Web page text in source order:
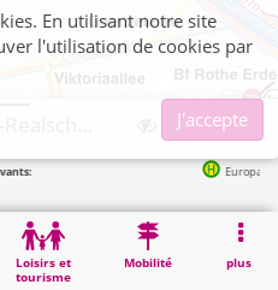
Loisirs et
tourisme
Mobilité plus
Europaplatz in
Aachen, Hugo-Junkers-Realschule
En utilisant notre site
l'utilisation de cookies par
J'accepte